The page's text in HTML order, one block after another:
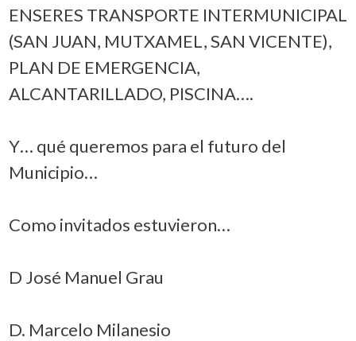
ENSERES TRANSPORTE INTERMUNICIPAL
(SAN JUAN, MUTXAMEL, SAN VICENTE),
PLAN DE EMERGENCIA,
ALCANTARILLADO, PISCINA….
Y… qué queremos para el futuro del
Municipio…
Como invitados estuvieron…
D José Manuel Grau
D. Marcelo Milanesio